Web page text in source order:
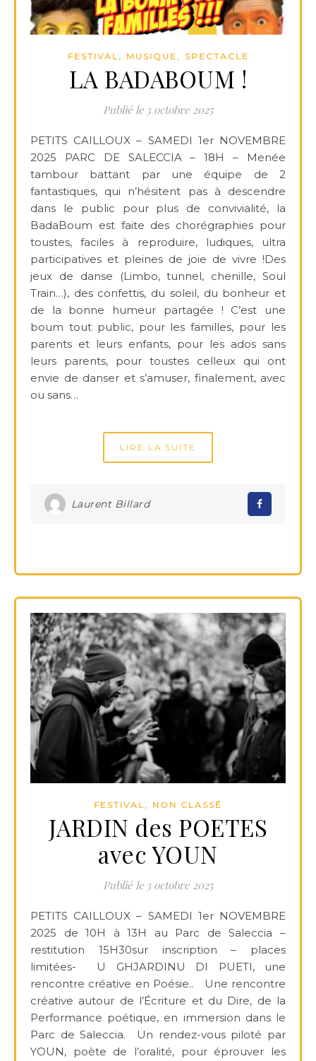
FESTIVAL , MUSIQUE , SPECTACLE
LA BADABOUM !
3 octobre 2025
PETITS CAILLOUX – SAMEDI 1er NOVEMBRE
2025 PARC DE SALECCIA – 18H – Menée
tambour battant par une équipe de 2
fantastiques, qui n’hésitent pas à descendre
dans le public pour plus de convivialité, la
BadaBoum est faite des chorégraphies pour
toustes, faciles à reproduire, ludiques, ultra
participatives et pleines de joie de vivre !Des
jeux de danse (Limbo, tunnel, chenille, Soul
Train…), des confettis, du soleil, du bonheur et
de la bonne humeur partagée ! C’est une
boum tout public, pour les familles, pour les
parents et leurs enfants, pour les ados sans
leurs parents, pour toustes celleux qui ont
envie de danser et s’amuser, finalement, avec
ou sans…
LIRE LA SUITE
Laurent Billard
FESTIVAL, NON CLASSÉ
JARDIN des POETES
avec YOUN
3 octobre 2025
PETITS CAILLOUX – SAMEDI 1er NOVEMBRE
2025 de 10H à 13H au Parc de Saleccia –
restitution 15H30sur inscription – places
limitées- U GHJARDINU DI PUETI, une
rencontre créative en Poésie.. Une rencontre
créative autour de l’Écriture et du Dire, de la
Performance poétique, en immersion dans le
Parc de Saleccia. Un rendez-vous piloté par
YOUN, poète de l’oralité, pour éprouver les